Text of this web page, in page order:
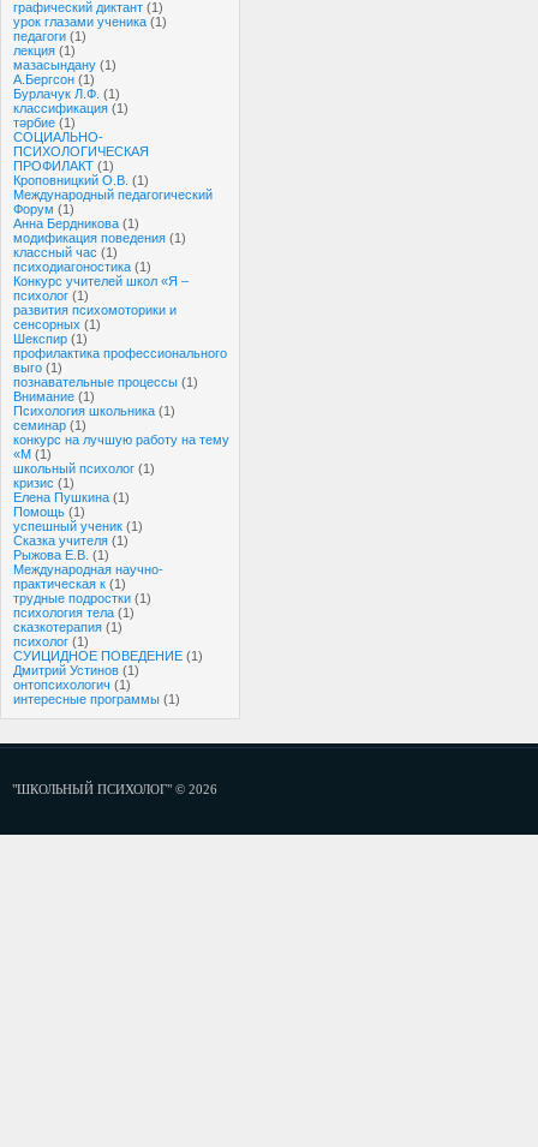
графический диктант (1)
урок глазами ученика (1)
педагоги (1)
лекция (1)
мазасындану (1)
А.Бергсон (1)
Бурлачук Л.Ф. (1)
классификация (1)
тәрбие (1)
СОЦИАЛЬНО-
ПСИХОЛОГИЧЕСКАЯ
ПРОФИЛАКТ (1)
Кроповницкий О.В. (1)
Международный педагогический
Форум (1)
Анна Бердникова (1)
модификация поведения (1)
классный час (1)
психодиагоностика (1)
Конкурс учителей школ «Я –
психолог (1)
развития психомоторики и
сенсорных (1)
Шекспир (1)
профилактика профессионального
выго (1)
познавательные процессы (1)
Внимание (1)
Психология школьника (1)
семинар (1)
конкурс на лучшую работу на тему
«М (1)
школьный психолог (1)
кризис (1)
Елена Пушкина (1)
Помощь (1)
успешный ученик (1)
Сказка учителя (1)
Рыжова Е.В. (1)
Международная научно-
практическая к (1)
трудные подростки (1)
психология тела (1)
сказкотерапия (1)
психолог (1)
СУИЦИДНОЕ ПОВЕДЕНИЕ (1)
Дмитрий Устинов (1)
онтопсихологич (1)
интересные программы (1)
"ШКОЛЬНЫЙ ПСИХОЛОГ" © 2026